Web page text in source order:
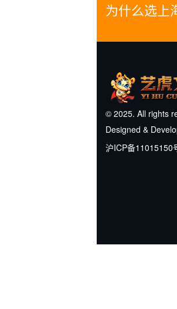
为什么选上
© 2025. All rights
Designed &
沪ICP备11015150